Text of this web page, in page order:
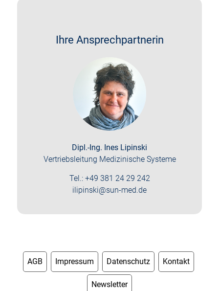
Ihre Ansprechpartnerin
Dipl.-Ing. Ines Lipinski
Vertriebsleitung Medizinische Systeme
Tel.: +49 381 24 29 242
ilipinski@sun-med.de
AGB Impressum Datenschutz Kontakt
Newsletter